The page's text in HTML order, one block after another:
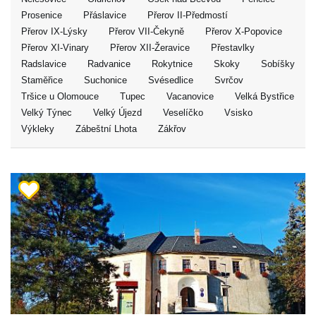
Prosenice
Přáslavice
Přerov II-Předmostí
Přerov IX-Lýsky
Přerov VII-Čekyně
Přerov X-Popovice
Přerov XI-Vinary
Přerov XII-Žeravice
Přestavlky
Radslavice
Radvanice Rokytnice Skoky
Sobíšky
Staměřice
Suchonice Svésedlice
Svrčov
Tršice u Olomouce
Tupec Vacanovice
Velká Bystřice
Velký Týnec
Velký Újezd Veselíčko
Vsisko
Výkleky
Zábeštní Lhota Zákřov